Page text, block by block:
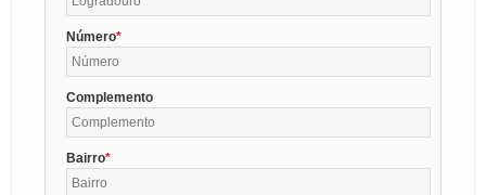
Número
Complemento
Bairro